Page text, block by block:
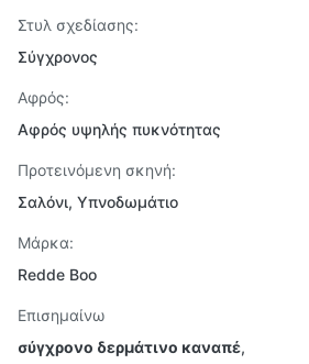
Στυλ σχεδίασης:
Σύγχρονος
Αφρός:
Αφρός υψηλής πυκνότητας
Προτεινόμενη σκηνή:
Σαλόνι, Υπνοδωμάτιο
Μάρκα:
Redde Boo
Επισημαίνω
σύγχρονο δερμάτινο καναπέ,